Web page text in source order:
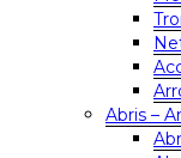
Abris –